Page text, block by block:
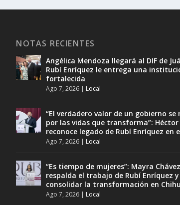
NOTAS RECIENTES
Angélica Mendoza llegará al DIF de
Rubí Enríquez le entrega una
fortalecida
Ago 7, 2026 | Local
“El verdadero valor de un gobierno se
por las vidas que transforma”:
reconoce legado de Rubí Enríquez en
Ago 7, 2026 | Local
“Es tiempo de mujeres”: Mayra Chávez
respalda el trabajo de Rubí Enríquez
consolidar la transformación en
Ago 7, 2026 | Local